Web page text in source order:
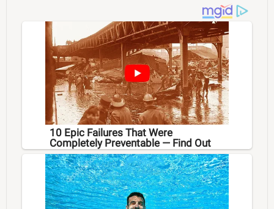
10 Epic Failures That Were
Completely Preventable — Find Out